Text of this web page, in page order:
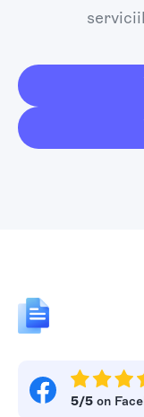
5/5 on